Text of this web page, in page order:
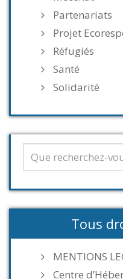
Partenariats
Projet
Réfugiés
Santé
Solidarité
Tous
MENTIONS
Centre